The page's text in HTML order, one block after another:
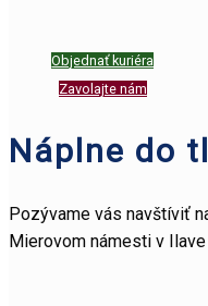
Objednať kuriéra
Zavolajte nám
Náplne do
Pozývame vás navštíviť
Mierovom námesti v Ilave